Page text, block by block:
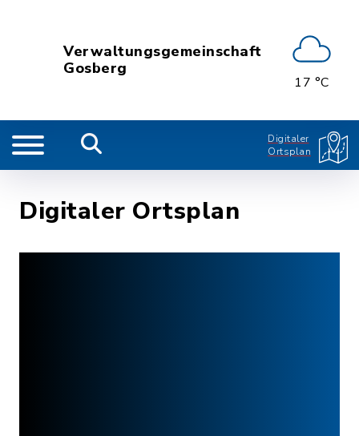
Verwaltungsgemeinschaft
Gosberg
17 °C
Digitaler
Ortsplan
Digitaler Ortsplan